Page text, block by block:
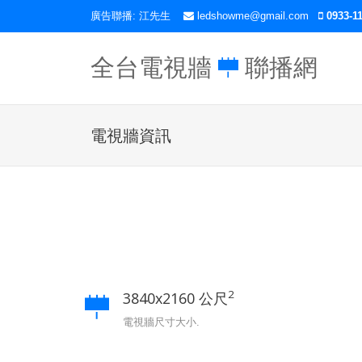
廣告聯播: 江先生 ledshowme@gmail.com 0933-
全台電視牆 聯播網
電視牆資訊
3840x2160 公尺2
電視牆尺寸大小.